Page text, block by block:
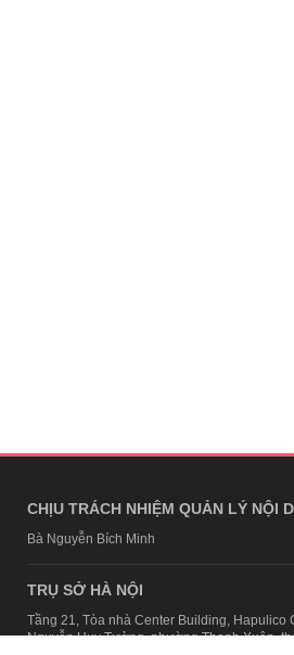
TRỤ SỞ HÀ NỘI
Tầng 21, Tòa nhà Center Building, Hapulico
Email:contact@afamily.vn |Điện thoại:024